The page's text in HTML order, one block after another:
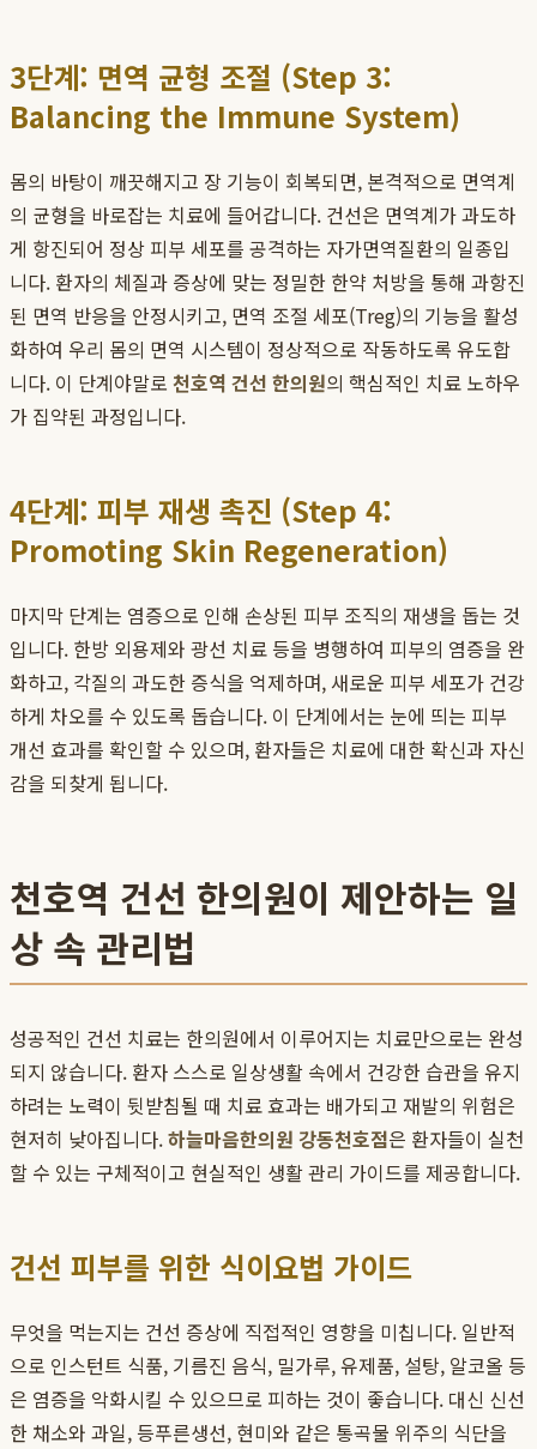
3단계: 면역 균형 조절 (Step 3:
Balancing the Immune System)
몸의 바탕이 깨끗해지고 장 기능이 회복되면, 본격적으로 면역계
의 균형을 바로잡는 치료에 들어갑니다. 건선은 면역계가 과도하
게 항진되어 정상 피부 세포를 공격하는 자가면역질환의 일종입
니다. 환자의 체질과 증상에 맞는 정밀한 한약 처방을 통해 과항진
된 면역 반응을 안정시키고, 면역 조절 세포(Treg)의 기능을 활성
화하여 우리 몸의 면역 시스템이 정상적으로 작동하도록 유도합
니다. 이 단계야말로 천호역 건선 한의원의 핵심적인 치료 노하우
가 집약된 과정입니다.
4단계: 피부 재생 촉진 (Step 4:
Promoting Skin Regeneration)
마지막 단계는 염증으로 인해 손상된 피부 조직의 재생을 돕는 것
입니다. 한방 외용제와 광선 치료 등을 병행하여 피부의 염증을 완
화하고, 각질의 과도한 증식을 억제하며, 새로운 피부 세포가 건강
하게 차오를 수 있도록 돕습니다. 이 단계에서는 눈에 띄는 피부
개선 효과를 확인할 수 있으며, 환자들은 치료에 대한 확신과 자신
감을 되찾게 됩니다.
천호역 건선 한의원이 제안하는 일
상 속 관리법
성공적인 건선 치료는 한의원에서 이루어지는 치료만으로는 완성
되지 않습니다. 환자 스스로 일상생활 속에서 건강한 습관을 유지
하려는 노력이 뒷받침될 때 치료 효과는 배가되고 재발의 위험은
현저히 낮아집니다.하늘마음한의원 강동천호점은 환자들이 실천
할 수 있는 구체적이고 현실적인 생활 관리 가이드를 제공합니다.
건선 피부를 위한 식이요법 가이드
무엇을 먹는지는 건선 증상에 직접적인 영향을 미칩니다. 일반적
으로 인스턴트 식품, 기름진 음식, 밀가루, 유제품, 설탕, 알코올 등
은 염증을 악화시킬 수 있으므로 피하는 것이 좋습니다. 대신 신선
한 채소와 과일, 등푸른생선, 현미와 같은 통곡물 위주의 식단을